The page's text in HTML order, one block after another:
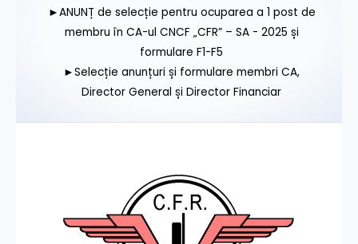
►ANUNȚ de selecție pentru ocuparea a 1 post de
membru în CA-ul CNCF „CFR” – SA - 2025 și
formulare F1-F5
►Selecție anunțuri și formulare membri CA,
Director General și Director Financiar